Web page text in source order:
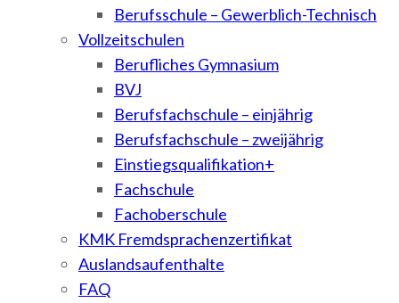
Berufsschule – Gewerblich-Technisch
Vollzeitschulen
Berufliches Gymnasium
BVJ
Berufsfachschule – einjährig
Berufsfachschule – zweijährig
Einstiegsqualifikation+
Fachschule
Fachoberschule
KMK Fremdsprachenzertifikat
Auslandsaufenthalte
FAQ